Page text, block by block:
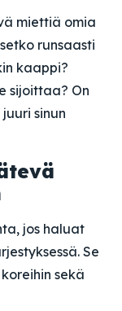
miettiä omia
runsaasti
kaappi?
sijoittaa? On
sinun
jos haluat
Se
sekä